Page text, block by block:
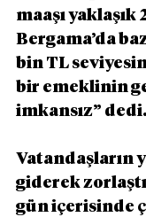
maaşı
Bergama’da
bin TL
bir emeklinin
imkansız” dedi.
Vatandaşların
giderek
gün içerisinde